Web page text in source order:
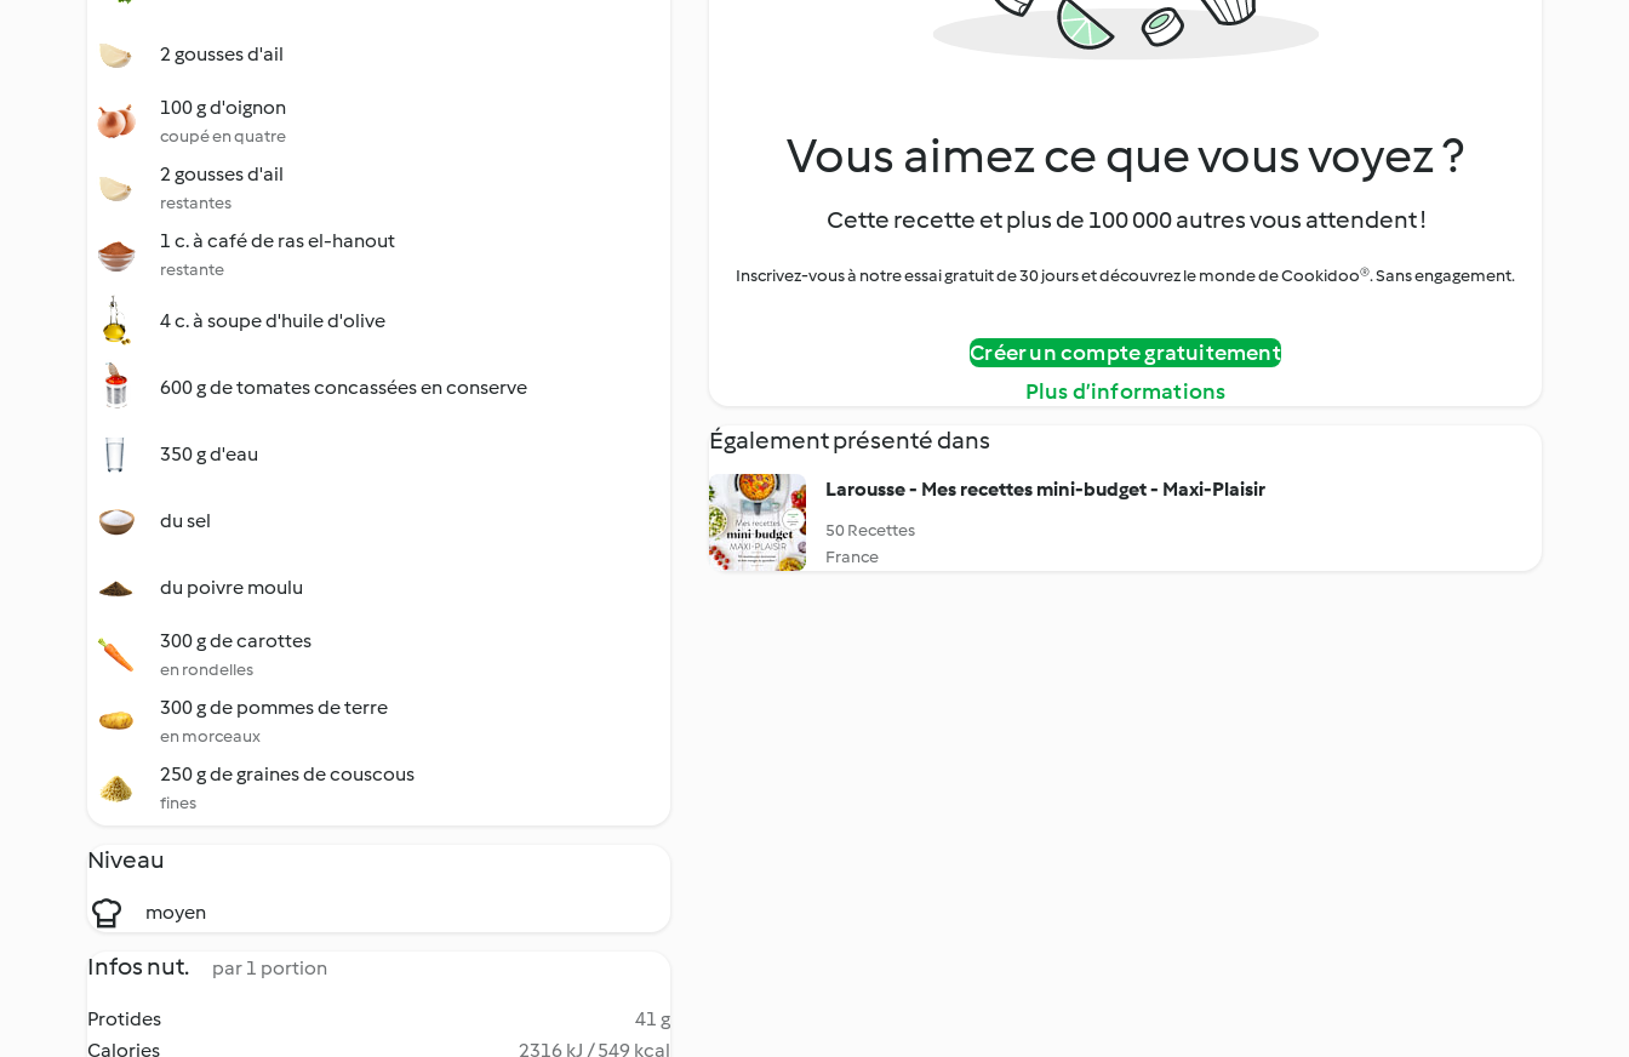
2 gousses d'ail
100 g d'oignon
coupé en quatre
2 gousses d'ail
restantes
1 c. à café de ras el-hanout
restante
4 c. à soupe d'huile d'olive
600 g de tomates concassées en conserve
350 g d'eau
du sel
du poivre moulu
300 g de carottes
en rondelles
300 g de pommes de terre
en morceaux
250 g de graines de couscous
fines
Niveau
moyen
Infos nut. par 1 portion
Protides
41 g
Calories
2316 kJ / 549 kcal
Vous aimez ce que vous voyez ?
Cette recette et plus de 100 000 autres vous attendent !
Inscrivez-vous à notre essai gratuit de 30 jours et découvrez le monde de Cookidoo®. Sans engagement.
Créer un compte gratuitement
Plus d’informations
Également présenté dans
Larousse - Mes recettes mini-budget - Maxi-Plaisir
50 Recettes
France